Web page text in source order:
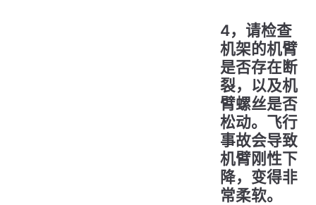
4，请检查
机架的机臂
是否存在断
裂，以及机
臂螺丝是否
松动。飞行
事故会导致
机臂刚性下
降，变得非
常柔软。